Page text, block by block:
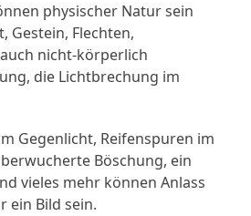
physischer Natur sein
Gestein, Flechten,
nicht-körperlich
die Lichtbrechung im
Gegenlicht, Reifenspuren im
Böschung, ein
vieles mehr können Anlass
ein Bild sein.